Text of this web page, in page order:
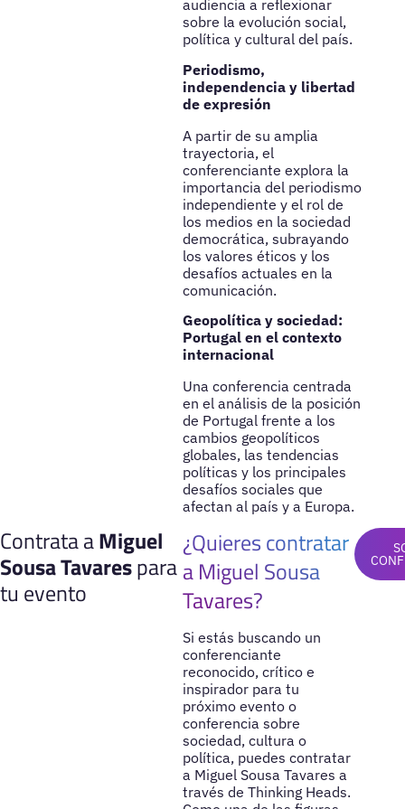
audiencia a reflexionar
sobre la evolución social,
política y cultural del país.
Periodismo,
independencia y libertad
de expresión
A partir de su amplia
trayectoria, el
conferenciante explora la
importancia del periodismo
independiente y el rol de
los medios en la sociedad
democrática, subrayando
los valores éticos y los
desafíos actuales en la
comunicación.
Geopolítica y sociedad:
Portugal en el contexto
internacional
Una conferencia centrada
en el análisis de la posición
de Portugal frente a los
cambios geopolíticos
globales, las tendencias
políticas y los principales
desafíos sociales que
afectan al país y a Europa.
Contrata aMiguel
Sousa Tavarespara
tu evento
¿Quieres contratar
a Miguel Sousa
Tavares?
Si estás buscando un
conferenciante
reconocido, crítico e
inspirador para tu
próximo evento o
conferencia sobre
sociedad, cultura o
política, puedes contratar
a Miguel Sousa Tavares a
través de Thinking Heads.